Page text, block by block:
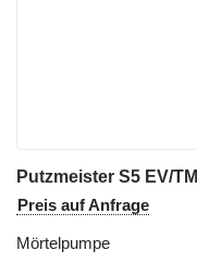
Putzmeister S5 EV/TM
Preis auf Anfrage
Mörtelpumpe